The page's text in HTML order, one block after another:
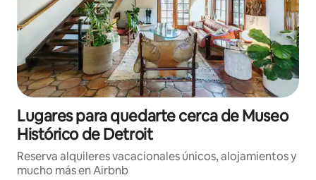
Lugares para quedarte cerca de Museo
Histórico de Detroit
Reserva alquileres vacacionales únicos, alojamientos y
mucho más en Airbnb